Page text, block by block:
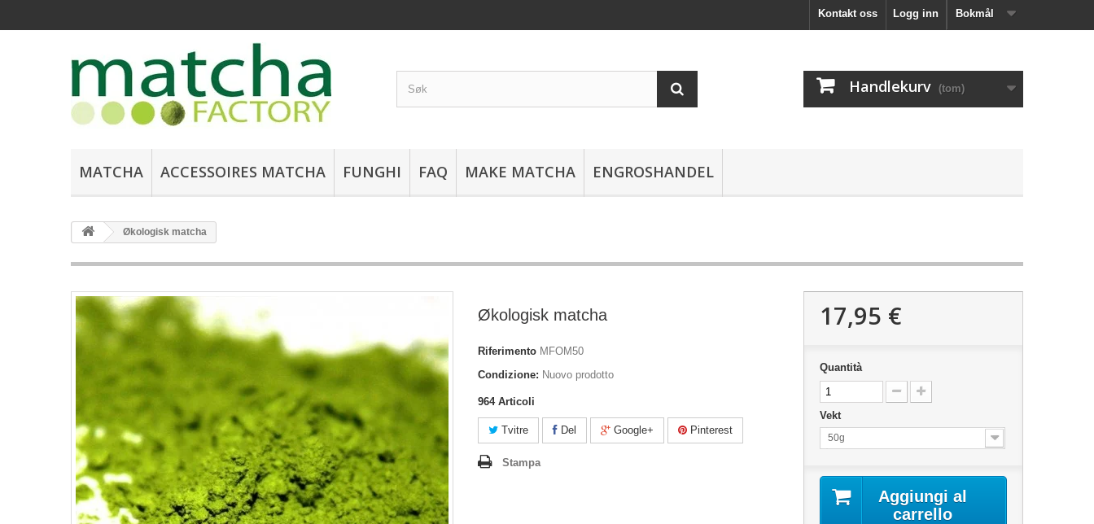
Bokmål
Logg inn
Kontakt oss
Handlekurv (tom)
MATCHA ACCESSOIRES MATCHA FUNGHI FAQ MAKE MATCHA ENGROSHANDEL
Økologisk matcha
Økologisk matcha
Riferimento MFOM50
Condizione: Nuovo prodotto
964 Articoli
Tvitre Del Google+ Pinterest
Stampa
17,95 €
Quantità
Vekt
50g
Aggiungi al
carrello